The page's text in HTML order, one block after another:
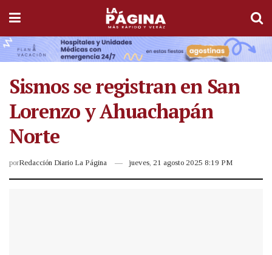
Sismos se registran en San
Lorenzo y Ahuachapán
Norte
porRedacción Diario La Página jueves, 21 agosto 2025 8:19 PM